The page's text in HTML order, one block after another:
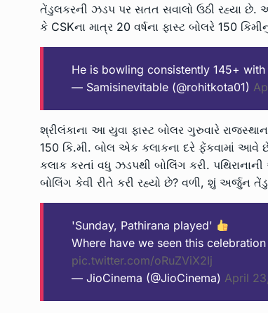
તેંડુલકરની ઝડપ પર સતત સવાલો ઉઠી રહ્યા છે.
કે CSKના માત્ર 20 વર્ષના ફાસ્ટ બોલરે 150
He is bowling consistently 145+
— Samisinevitable (@rohitkota01)
શ્રીલંકાના આ યુવા ફાસ્ટ બોલર ગુરુવારે
150 કિ.મી. બોલ એક કલાકના દરે ફેંકવામાં
કલાક કરતાં વધુ ઝડપથી બોલિંગ કરી.
બોલિંગ કેવી રીતે કરી રહ્યો છે? વળી, શું અર્જુન
'Sunday, Pathirana played'
Where have we seen this
pic.twitter.com/oRuZViX2Ij
— JioCinema (@JioCinema) April
10
જામનગરના
બોરવેલમાં…
UNCATEGORIZED